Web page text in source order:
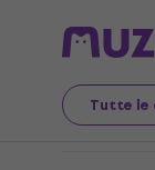
Tutte
Strumenti